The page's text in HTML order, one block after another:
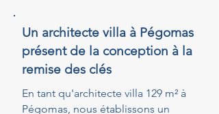
Un architecte villa à Pégomas
présent de la conception à la
remise des clés
En tant qu'architecte villa 129 m² à
Pégomas, nous établissons un